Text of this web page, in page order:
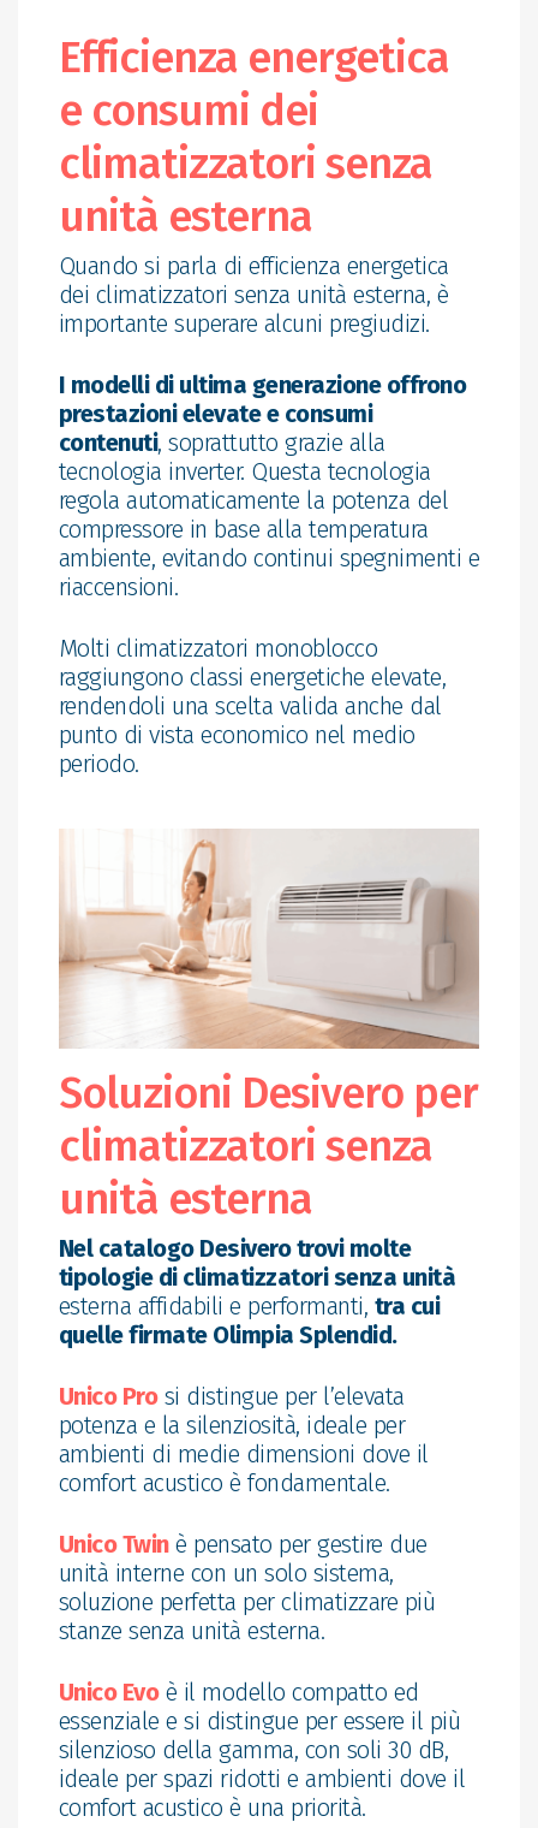
Efficienza energetica
e consumi dei
climatizzatori senza
unità esterna
Quando si parla di efficienza energetica
dei climatizzatori senza unità esterna, è
importante superare alcuni pregiudizi.
I modelli di ultima generazione offrono
prestazioni elevate e consumi
contenuti, soprattutto grazie alla
tecnologia inverter. Questa tecnologia
regola automaticamente la potenza del
compressore in base alla temperatura
ambiente, evitando continui spegnimenti e
riaccensioni.
Molti climatizzatori monoblocco
raggiungono classi energetiche elevate,
rendendoli una scelta valida anche dal
punto di vista economico nel medio
periodo.
Soluzioni Desivero per
climatizzatori senza
unità esterna
Nel catalogo Desivero trovi molte
tipologie di climatizzatori senza unità
esterna affidabili e performanti, tra cui
quelle firmate Olimpia Splendid.
Unico Prosi distingue per l’elevata
potenza e la silenziosità, ideale per
ambienti di medie dimensioni dove il
comfort acustico è fondamentale.
Unico Twinè pensato per gestire due
unità interne con un solo sistema,
soluzione perfetta per climatizzare più
stanze senza unità esterna.
Unico Evoè il modello compatto ed
essenziale e si distingue per essere il più
silenzioso della gamma, con soli 30 dB,
ideale per spazi ridotti e ambienti dove il
comfort acustico è una priorità.